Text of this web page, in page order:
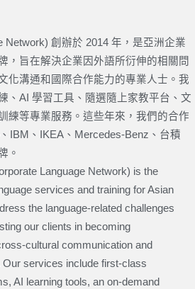
Network) 創辦於 2014 年，是亞洲企業
，旨在解決企業因外語所衍伸的相關問
化溝通和國際合作能力的專業人士。我
、AI 學習工具、隨選隨上家教平台、文
練等專業服務。這些年來，我們的合作
IBM、IKEA、Mercedes-Benz、台積
。
Language Network) is the
services and training for Asian
the language-related challenges
our clients in becoming
cultural communication and
Our services include first-class
AI learning tools, an on-demand